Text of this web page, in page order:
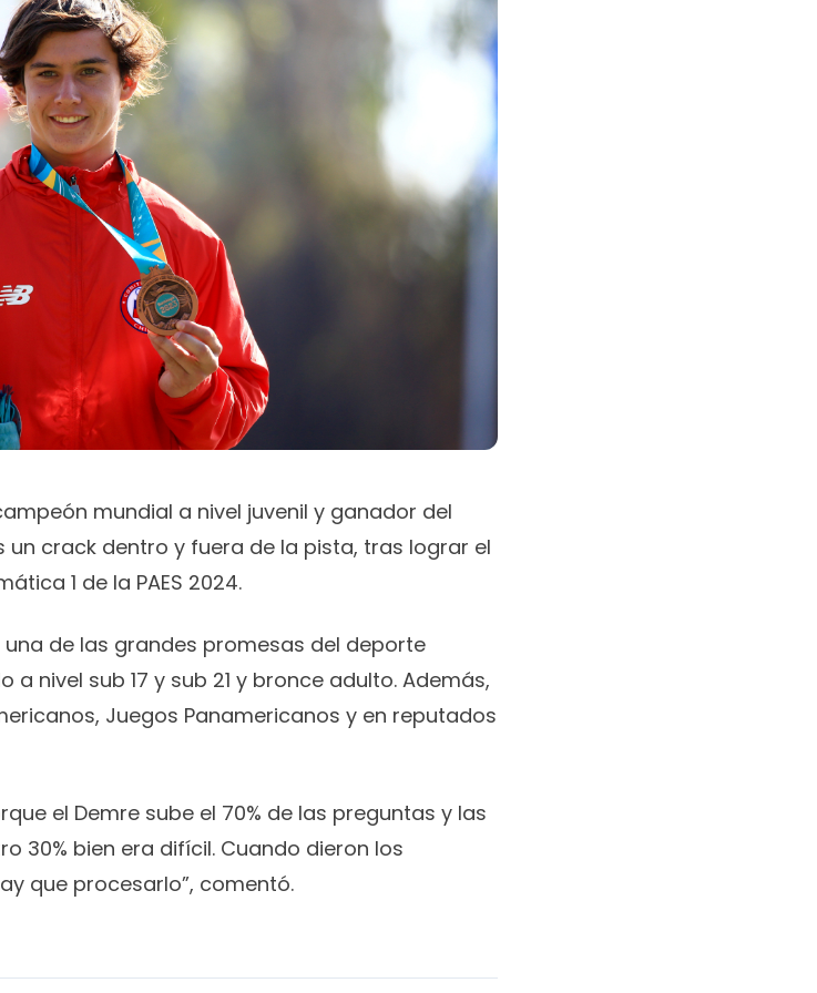
mundial a nivel juvenil y ganador del
un crack dentro y fuera de la pista, tras lograr el
1 de la PAES 2024.
una de las grandes promesas del deporte
nivel sub 17 y sub 21 y bronce adulto. Además,
Juegos Panamericanos y en reputados
el Demre sube el 70% de las preguntas y las
30% bien era difícil. Cuando dieron los
que procesarlo”, comentó.